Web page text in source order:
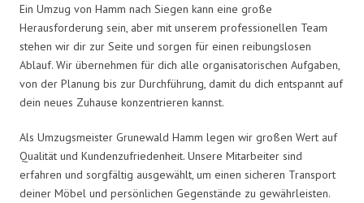
Ein Umzug von Hamm nach Siegen kann eine große
Herausforderung sein, aber mit unserem professionellen Team
stehen wir dir zur Seite und sorgen für einen reibungslosen
Ablauf. Wir übernehmen für dich alle organisatorischen Aufgaben,
von der Planung bis zur Durchführung, damit du dich entspannt auf
dein neues Zuhause konzentrieren kannst.
Als Umzugsmeister Grunewald Hamm legen wir großen Wert auf
Qualität und Kundenzufriedenheit. Unsere Mitarbeiter sind
erfahren und sorgfältig ausgewählt, um einen sicheren Transport
deiner Möbel und persönlichen Gegenstände zu gewährleisten.